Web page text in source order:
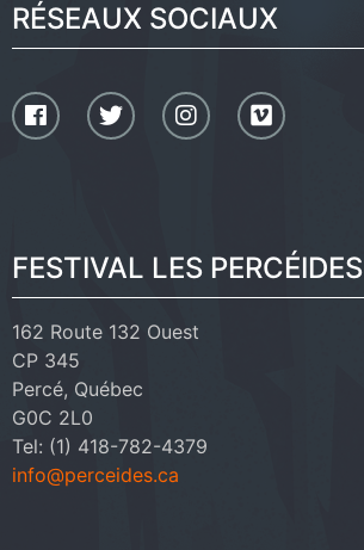
RÉSEAUX SOCIAUX
FESTIVAL LES PERCÉIDES
162 Route 132 Ouest
CP 345
Percé, Québec
G0C 2L0
Tel: (1) 418-782-4379
info@perceides.ca